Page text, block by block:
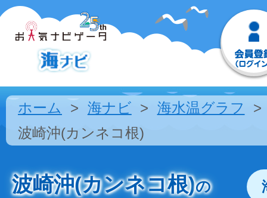
ホーム 海ナビ
海水温グラフ
波崎沖(カンネコ根)
波崎沖(カンネコ根)の